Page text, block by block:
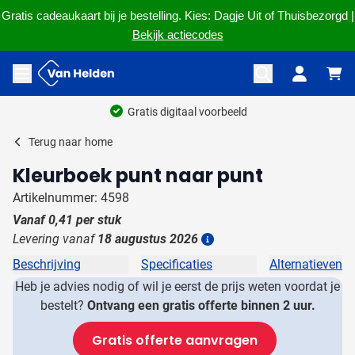
Gratis cadeaukaart bij je bestelling. Kies: Dagje Uit of Thuisbezorgd |
Bekijk actiecodes
Ga naar de inhoud
Menu openen
Gratis digitaal voorbeeld
Terug naar home
Kleurboek punt naar punt
Artikelnummer: 4598
Vanaf0,41 per stuk
Levering vanaf 18 augustus 2026
Beschrijving Specificaties
Alternatieven
Heb je advies nodig of wil je eerst de prijs weten voordat je
bestelt? Ontvang een gratis offerte binnen 2 uur.
Gratis offerte aanvragen